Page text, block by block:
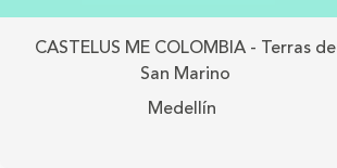
CASTELUS ME COLOMBIA - Terras de
San Marino
Medellín